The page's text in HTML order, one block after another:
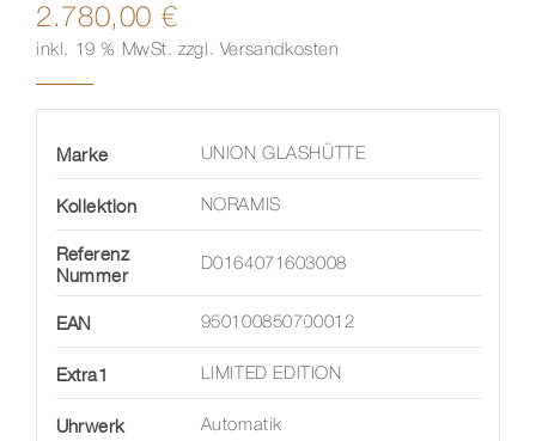
2.780,00 €
inkl. 19 % MwSt. zzgl. Versandkosten
Marke UNION GLASHÜTTE
Kollektion NORAMIS
Referenz
Nummer
D0164071603008
EAN 950100850700012
Extra1 LIMITED EDITION
Uhrwerk Automatik